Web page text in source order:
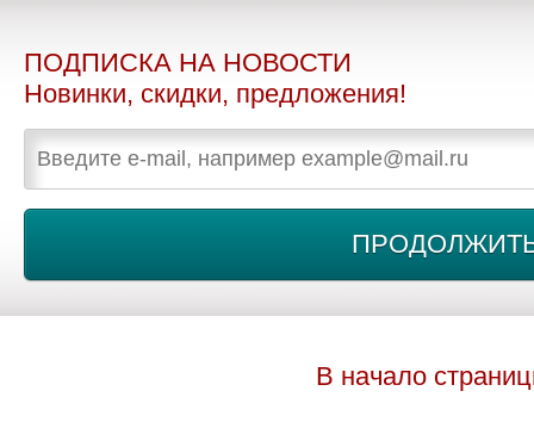
ПОДПИСКА НА НОВОСТИ
Новинки, скидки, предложения!
В начало